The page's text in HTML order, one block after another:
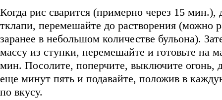
Когда рис сварится (примерно через 15 мин.),
тклапи, перемешайте до растворения (можно
заранее в небольшом количестве бульона).
массу из ступки, перемешайте и готовьте на
мин. Посолите, поперчите, выключите огонь,
еще минут пять и подавайте, положив в
по вкусу.